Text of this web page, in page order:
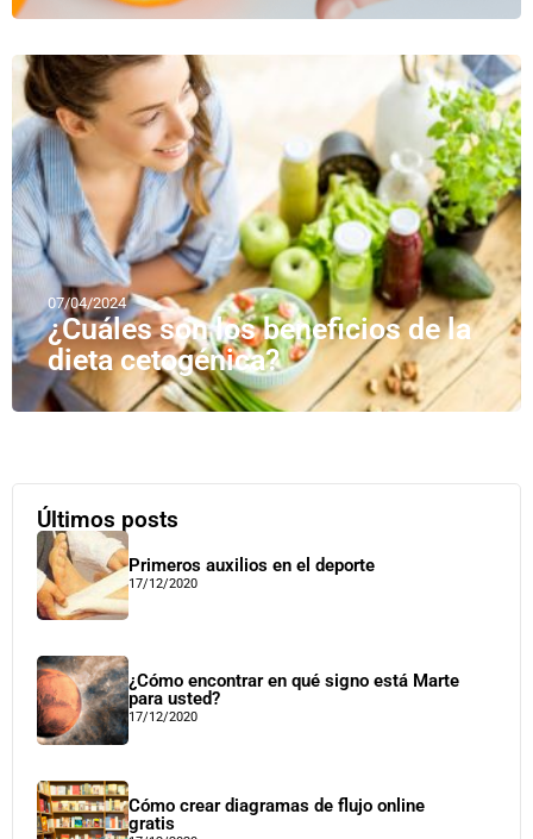
07/04/2024
¿Cuáles son los beneficios de la
dieta cetogénica?
Últimos posts
Primeros auxilios en el deporte
17/12/2020
¿Cómo encontrar en qué signo está Marte
para usted?
17/12/2020
Cómo crear diagramas de flujo online
gratis